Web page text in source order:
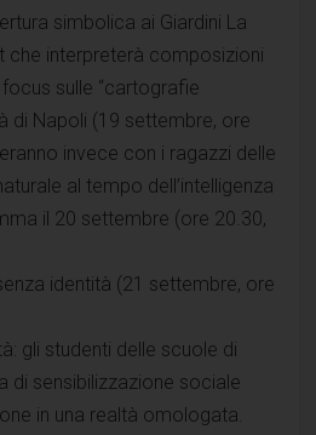
simbolica ai Giardini La
che interpreterà composizioni
sulle “cartografie
di Napoli (19 settembre, ore
invece con i ragazzi delle
al tempo dell’intelligenza
il 20 settembre (ore 20.30,
identità (21 settembre, ore
gli studenti delle scuole di
di sensibilizzazione sociale
in una realtà omologata.